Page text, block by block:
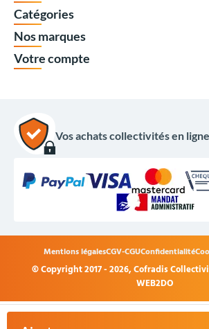
Catégories
Nos marques
Votre compte
Vos achats collectivités en
© Copyright 2017 - 2026,Cofradis
WEB2DO
Mentions légalesCGV-CGUConfidentialité